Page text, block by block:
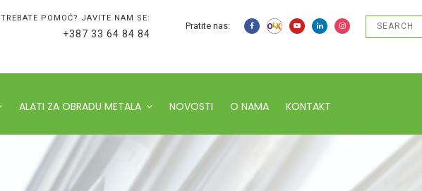
TREBATE POMOĆ? JAVITE NAM SE:
+387 33 64 84 84
Pratite nas:
ALATI ZA OBRADU METALA NOVOSTI O NAMA KONTAKT